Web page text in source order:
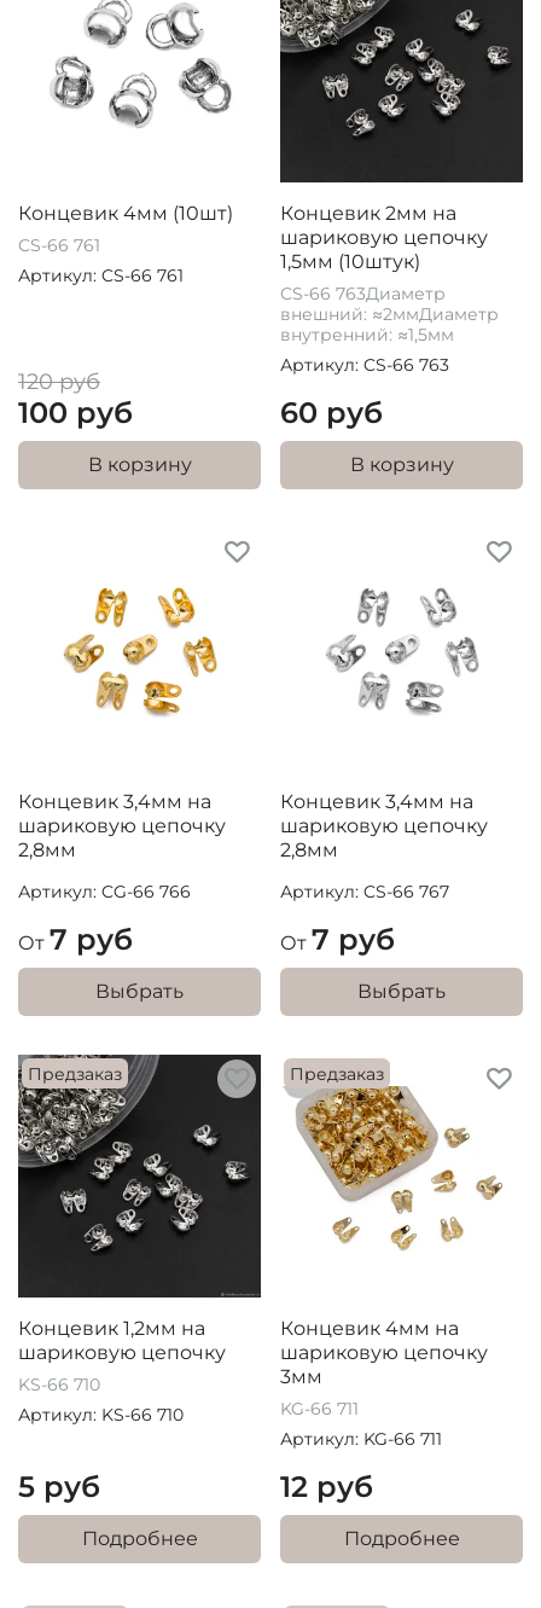
Концевик 4мм (10шт)
CS-66 761
Артикул: CS-66 761
120 руб
100 руб
В корзину
Концевик 2мм на
шариковую цепочку
1,5мм (10штук)
CS-66 763Диаметр
внешний: ≈2ммДиаметр
внутренний: ≈1,5мм
Артикул: CS-66 763
60 руб
В корзину
Концевик 3,4мм на
шариковую цепочку
2,8мм
Артикул: CG-66 766
От 7 руб
Выбрать
Концевик 3,4мм на
шариковую цепочку
2,8мм
Артикул: CS-66 767
От 7 руб
Выбрать
Предзаказ
Концевик 1,2мм на
шариковую цепочку
KS-66 710
Артикул: KS-66 710
5 руб
Подробнее
Предзаказ
Концевик 4мм на
шариковую цепочку
3мм
KG-66 711
Артикул: KG-66 711
12 руб
Подробнее